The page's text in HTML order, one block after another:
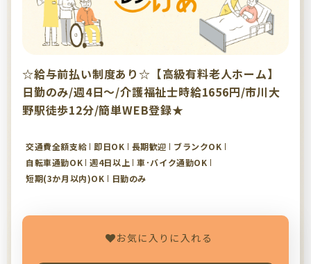
☆給与前払い制度あり☆【高級有料老人ホーム】
日勤のみ/週4日～/介護福祉士時給1656円/市川大
野駅徒歩12分/簡単WEB登録★
交通費全額支給 即日OK 長期歓迎
ブランクOK
自転車通勤OK
週4日以上
車･バイク通勤OK
短期(3か月以内)OK
日勤のみ
お気に入りに入れる